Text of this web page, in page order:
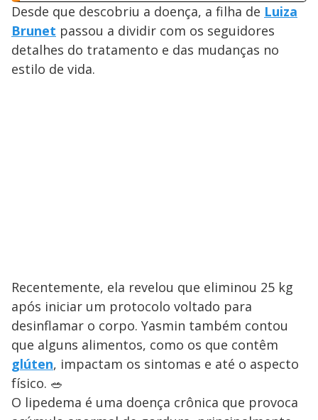
Desde que descobriu a doença, a filha de Luiza
Brunet passou a dividir com os seguidores
detalhes do tratamento e das mudanças no
estilo de vida.
Recentemente, ela revelou que eliminou 25 kg
após iniciar um protocolo voltado para
desinflamar o corpo. Yasmin também contou
que alguns alimentos, como os que contêm
glúten, impactam os sintomas e até o aspecto
físico. 🥗
O lipedema é uma doença crônica que provoca